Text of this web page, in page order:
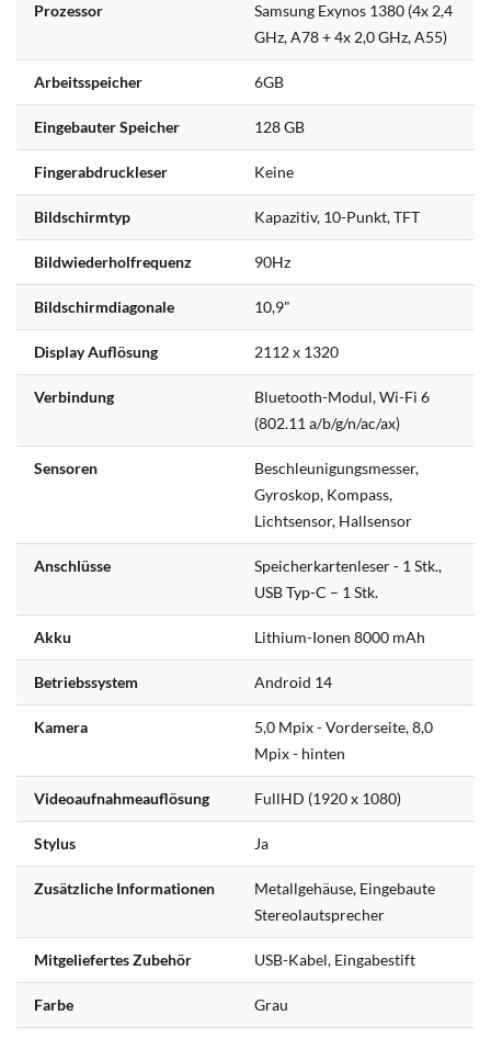
Prozessor
Samsung Exynos 1380 (4x 2,4
GHz, A78 + 4x 2,0 GHz, A55)
Arbeitsspeicher 6GB
Eingebauter Speicher 128 GB
Fingerabdruckleser Keine
Bildschirmtyp Kapazitiv, 10-Punkt, TFT
Bildwiederholfrequenz 90Hz
Bildschirmdiagonale 10,9"
Display Auflösung 2112 x 1320
Verbindung
Bluetooth-Modul, Wi-Fi 6
(802.11 a/b/g/n/ac/ax)
Sensoren
Beschleunigungsmesser,
Gyroskop, Kompass,
Lichtsensor, Hallsensor
Anschlüsse
Speicherkartenleser - 1 Stk.,
USB Typ-C – 1 Stk.
Akku Lithium-Ionen 8000 mAh
Betriebssystem Android 14
Kamera
5,0 Mpix - Vorderseite, 8,0
Mpix - hinten
Videoaufnahmeauflösung FullHD (1920 x 1080)
Stylus Ja
Zusätzliche Informationen
Metallgehäuse, Eingebaute
Stereolautsprecher
Mitgeliefertes Zubehör USB-Kabel, Eingabestift
Farbe Grau